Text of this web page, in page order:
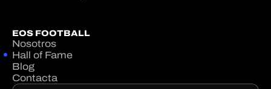
EOS FOOTBALL
Nosotros
Hall of Fame
Blog
Contacta